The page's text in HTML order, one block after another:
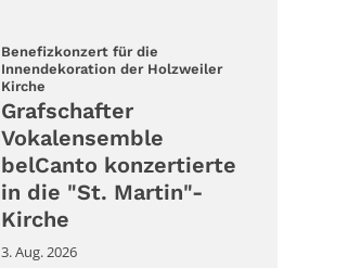
Benefizkonzert für die
Innendekoration der Holzweiler
Kirche
Grafschafter
Vokalensemble
belCanto konzertierte
in die "St. Martin"-
Kirche
3. Aug. 2026